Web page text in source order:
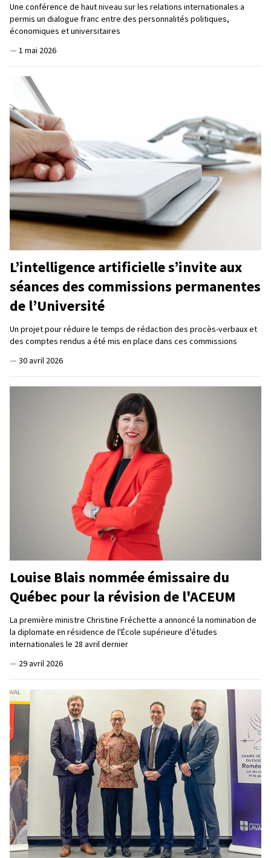
Une conférence de haut niveau sur les relations internationales a
permis un dialogue franc entre des personnalités politiques,
économiques et universitaires
— 1 mai 2026
L’intelligence artificielle s’invite aux
séances des commissions permanentes
de l’Université
Un projet pour réduire le temps de rédaction des procès-verbaux et
des comptes rendus a été mis en place dans ces commissions
— 30 avril 2026
Louise Blais nommée émissaire du
Québec pour la révision de l'ACEUM
La première ministre Christine Fréchette a annoncé la nomination de
la diplomate en résidence de l'École supérieure d’études
internationales le 28 avril dernier
— 29 avril 2026